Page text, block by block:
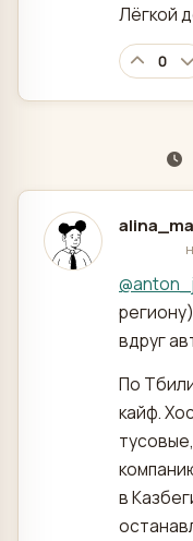
Лёгкой
0
@
вдруг
По
кайф.
в